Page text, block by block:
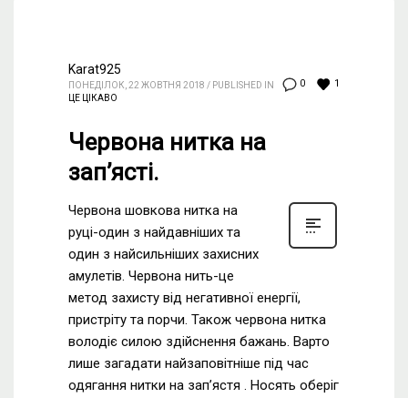
0 1
Karat925
ПОНЕДІЛОК, 22 ЖОВТНЯ 2018 / PUBLISHED IN
ЦЕ ЦІКАВО
Червона нитка на
зап’ясті.
Червона шовкова нитка на
руці-один з найдавніших та
один з найсильніших захисних
амулетів. Червона нить-це
метод захисту від негативної енергії,
пристріту та порчи. Також червона нитка
володіє силою здійснення бажань. Варто
лише загадати найзаповітніше під час
одягання нитки на зап’ястя . Носять оберіг